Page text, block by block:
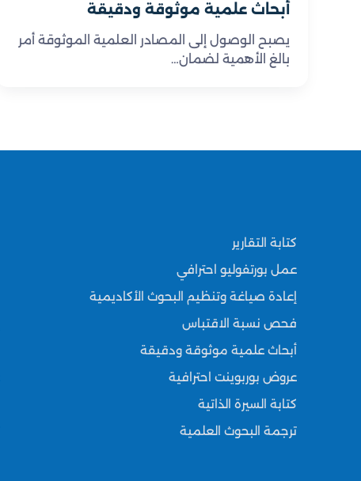
أبحاث علمية موثوقة ودقيقة
يصبح الوصول إلى المصادر العلمية الموثوقة أمر
بالغ الأهمية لضمان…
كتابة التقارير
عمل بورتفوليو احترافي
إعادة صياغة وتنظيم البحوث الأكاديمية
فحص نسبة الاقتباس
أبحاث علمية موثوقة ودقيقة
عروض بوربوينت احترافية
كتابة السيرة الذاتية
ترجمة البحوث العلمية